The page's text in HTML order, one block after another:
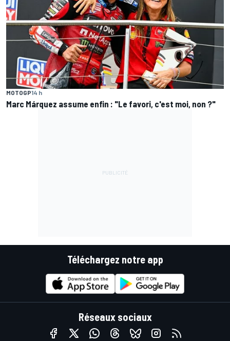
MOTOGP14 h
Marc Márquez assume enfin : "Le favori, c'est moi, non ?"
Téléchargez notre app
Réseaux sociaux